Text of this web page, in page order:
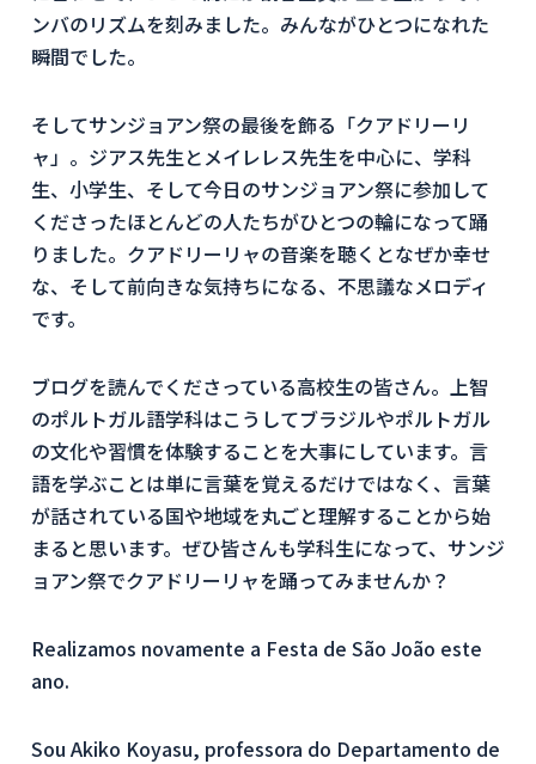
ンバのリズムを刻みました。みんながひとつになれた
瞬間でした。
そしてサンジョアン祭の最後を飾る「クアドリーリ
ャ」。ジアス先生とメイレレス先生を中心に、学科
生、小学生、そして今日のサンジョアン祭に参加して
くださったほとんどの人たちがひとつの輪になって踊
りました。クアドリーリャの音楽を聴くとなぜか幸せ
な、そして前向きな気持ちになる、不思議なメロディ
です。
ブログを読んでくださっている高校生の皆さん。上智
のポルトガル語学科はこうしてブラジルやポルトガル
の文化や習慣を体験することを大事にしています。言
語を学ぶことは単に言葉を覚えるだけではなく、言葉
が話されている国や地域を丸ごと理解することから始
まると思います。ぜひ皆さんも学科生になって、サンジ
ョアン祭でクアドリーリャを踊ってみませんか？
Realizamos novamente a Festa de São João este
ano.
Sou Akiko Koyasu, professora do Departamento de